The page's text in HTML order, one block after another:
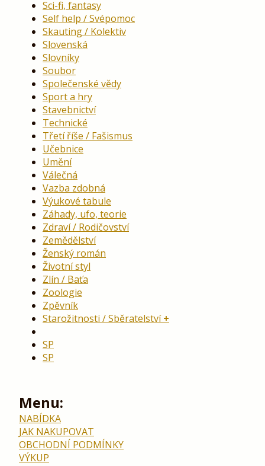
Sci-fi, fantasy
Self help / Svépomoc
Skauting / Kolektiv
Slovenská
Slovníky
Soubor
Společenské vědy
Sport a hry
Stavebnictví
Technické
Třetí říše / Fašismus
Učebnice
Umění
Válečná
Vazba zdobná
Výukové tabule
Záhady, ufo, teorie
Zdraví / Rodičovství
Zemědělství
Ženský román
Životní styl
Zlín / Baťa
Zoologie
Zpěvník
Starožitnosti / Sběratelství
SP
SP
Menu:
NABÍDKA
JAK NAKUPOVAT
OBCHODNÍ PODMÍNKY
VÝKUP